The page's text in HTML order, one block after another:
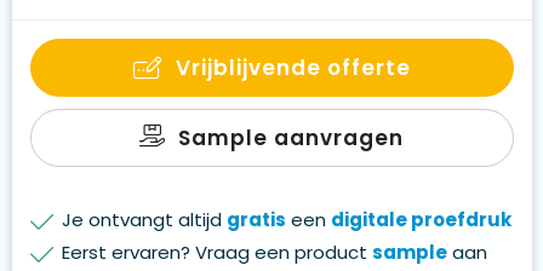
Vrijblijvende offerte
Sample aanvragen
Je ontvangt altijd gratis een digitale proefdruk
Eerst ervaren? Vraag een product sampleaan